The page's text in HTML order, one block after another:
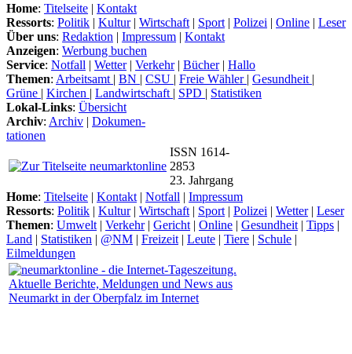
Home: Titelseite | Kontakt
Ressorts: Politik | Kultur| Wirtschaft | Sport | Polizei | Online | Leser
Über uns: Redaktion | Impressum | Kontakt
Anzeigen: Werbung buchen
Service: Notfall | Wetter| Verkehr| Bücher| Hallo
Themen: Arbeitsamt | BN | CSU | Freie Wähler | Gesundheit |
Grüne | Kirchen | Landwirtschaft | SPD | Statistiken
Lokal-Links: Übersicht
Archiv: Archiv | Dokumen-
tationen
ISSN 1614-
2853
23. Jahrgang
Home: Titelseite | Kontakt | Notfall | Impressum
Ressorts: Politik | Kultur| Wirtschaft | Sport | Polizei | Wetter| Leser
Themen: Umwelt | Verkehr| Gericht | Online | Gesundheit | Tipps |
Land | Statistiken | @NM | Freizeit | Leute | Tiere | Schule |
Eilmeldungen